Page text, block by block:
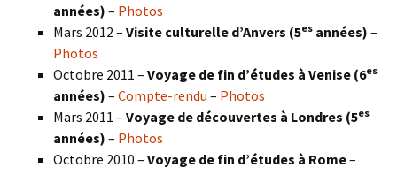
années) – Photos
Mars 2012 – Visite culturelle d’Anvers (5es années) –
Photos
Octobre 2011 – Voyage de fin d’études à Venise (6es
années) – Compte-rendu – Photos
Mars 2011 – Voyage de découvertes à Londres (5es
années) – Photos
Octobre 2010 – Voyage de fin d’études à Rome–